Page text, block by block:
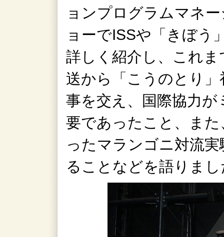
ョンプログラムマネ
ョーでISSや「きぼう
詳しく紹介し、これ
送から「こうのとり
事を交え、国際協力
要であったこと、ま
ったマランゴニ対流
ることなどを語りまし